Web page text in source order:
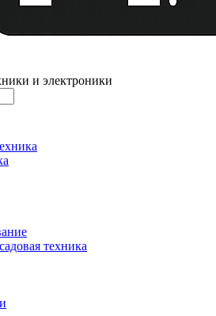
и электроники
техника